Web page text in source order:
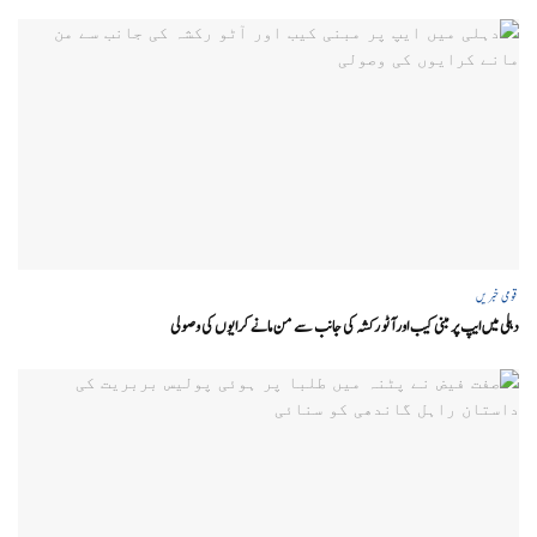
قومی خبریں
دہلی میں ایپ پر مبنی کیب اور آٹو رکشہ کی جانب سے من مانے کرایوں کی وصولی